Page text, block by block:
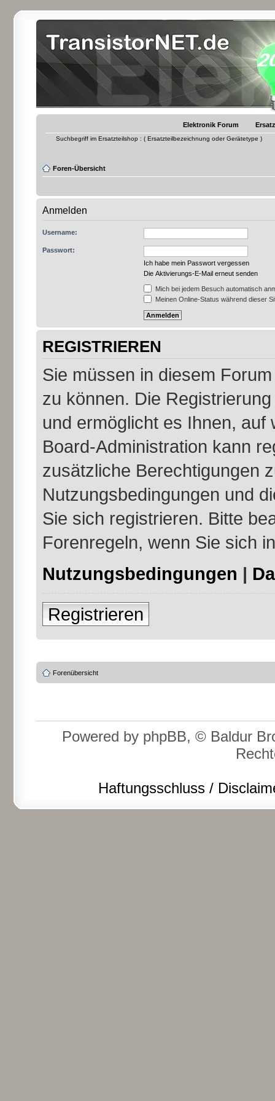
Elektronik Forum
Suchbegriff im Ersatzteilshop : ( Ersatzteilbezeichnung oder Gerätetype )
Foren-Übersicht
Anmelden
Username:
Passwort:
Ich habe mein Passwort vergessen
Die Aktivierungs-E-Mail erneut senden
Mich bei jedem Besuch automatisch
Meinen Online-Status während dieser
REGISTRIEREN
Sie müssen in diesem
zu können. Die
und ermöglicht es Ihnen,
Board-Administration kann
zusätzliche Berechtigungen
Nutzungsbedingungen und
Sie sich registrieren. Bitte
Forenregeln, wenn Sie sich
Nutzungsbedingungen |
Registrieren
Forenübersicht
Powered by phpBB, © Baldur
Haftungsschluss /